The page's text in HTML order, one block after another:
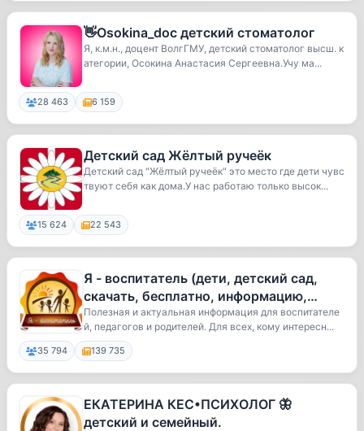
👋Osokina_doc детский стоматолог
Я, к.м.н., доцент ВолгГМУ, детский стоматолог высш. к
атегории, Осокина Анастасия Сергеевна.Учу ма...
28 463 6 159
Детский сад Жёлтый ручеёк
Детский сад "Жёлтый ручеёк" это место где дети чувс
твуют себя как дома.У нас работаю только высок...
15 624 22 543
Я - воспитатель (дети, детский сад,
скачать, бесплатно, информацию,
книги)
Полезная и актуальная информация для воспитателе
й, педагогов и родителей. Для всех, кому интересн...
35 794 139 735
ЕКАТЕРИНА КЕС•ПСИХОЛОГ 🦋
детский и семейный.